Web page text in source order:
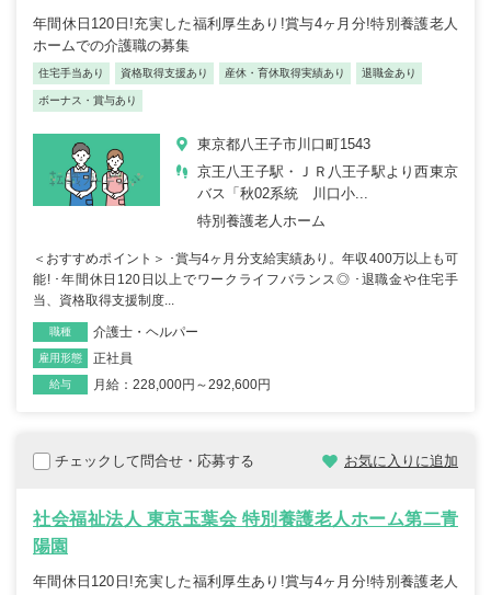
年間休日120日!充実した福利厚生あり!賞与4ヶ月分!特別養護老人
ホームでの介護職の募集
住宅手当あり 資格取得支援あり 産休・育休取得実績あり 退職金あり
ボーナス・賞与あり
東京都八王子市川口町1543
京王八王子駅・ＪＲ八王子駅より西東京
バス「秋02系統 川口小...
特別養護老人ホーム
＜おすすめポイント＞ ･賞与4ヶ月分支給実績あり。年収400万以上も可
能! ･年間休日120日以上でワークライフバランス◎ ･退職金や住宅手
当、資格取得支援制度...
職種 介護士・ヘルパー
雇用形態 正社員
給与 月給：228,000円～292,600円
チェックして問合せ・応募する お気に入りに追加
社会福祉法人 東京玉葉会 特別養護老人ホーム第二青
陽園
年間休日120日!充実した福利厚生あり!賞与4ヶ月分!特別養護老人